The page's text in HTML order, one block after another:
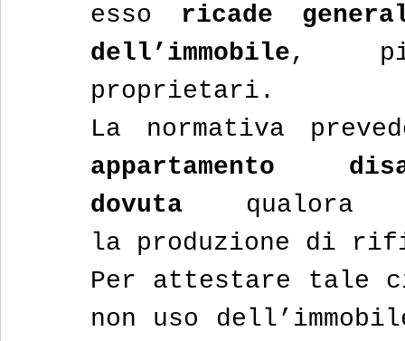
esso ricade
dell’immobile,
proprietari.
appartamento
dovuta qualora
la
produzione di
Per attestare tale
non uso